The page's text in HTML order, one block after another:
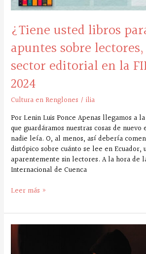
¿Tiene usted libros
apuntes sobre
sector editorial en la
2024
Cultura en Renglones /ilia
Por Lenin Luis Ponce Apenas llegamos a
que guardáramos nuestras cosas de
nadie leía. O, al menos, así debería
distópico sobre cuánto se lee en Ecuador,
aparentemente sin lectores. A la hora de
Internacional de Cuenca
sector
editorial
en
la
FIL
Cuenca
2024
Leer más »
‘Nosotras’
y